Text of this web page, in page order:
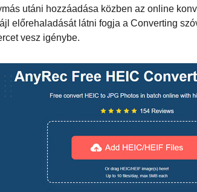
utáni hozzáadása közben az online
előrehaladását látni fogja a Converting
vesz igénybe.